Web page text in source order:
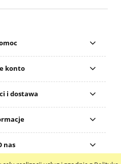
konto
i dostawa
nas